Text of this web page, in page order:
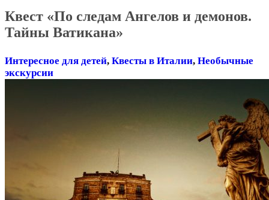
Квест «По следам Ангелов и демонов.
Тайны Ватикана»
Интересное для детей, Квесты в Италии, Необычные
экскурсии